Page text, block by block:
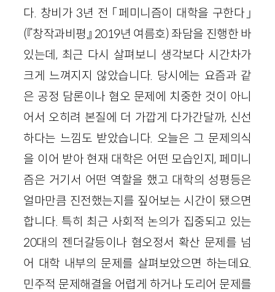
다. 창비가 3년 전 「페미니즘이 대학을 구한다」
(『창작과비평』 2019년 여름호) 좌담을 진행한 바
있는데, 최근 다시 살펴보니 생각보다 시간차가
크게 느껴지지 않았습니다. 당시에는 요즘과 같
은 공정 담론이나 혐오 문제에 치중한 것이 아니
어서 오히려 본질에 더 가깝게 다가간달까, 신선
하다는 느낌도 받았습니다. 오늘은 그 문제의식
을 이어 받아 현재 대학은 어떤 모습인지, 페미니
즘은 거기서 어떤 역할을 했고 대학의 성평등은
얼마만큼 진전했는지를 짚어보는 시간이 됐으면
합니다. 특히 최근 사회적 논의가 집중되고 있는
20대의 젠더갈등이나 혐오정서 확산 문제를 넘
어 대학 내부의 문제를 살펴보았으면 하는데요.
민주적 문제해결을 어렵게 하거나 도리어 문제를